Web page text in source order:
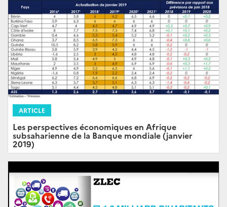
ARTICLE
Les perspectives économiques en Afrique
subsaharienne de la Banque mondiale (janvier
2019)